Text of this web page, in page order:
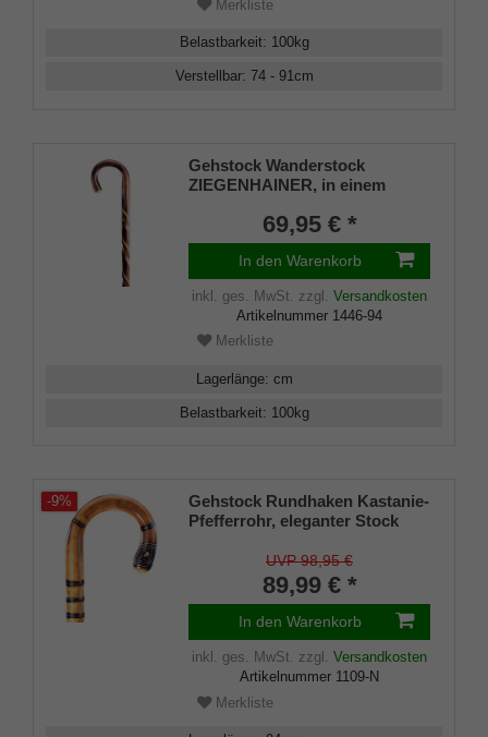
Merkliste
Belastbarkeit: 100kg
Verstellbar: 74 - 91cm
Gehstock Wanderstock
ZIEGENHAINER, in einem
Rundhakenstock aus
Kastanienholz,
Schmuckfräsung doppelt
gedreht, inkl. Bergstockspitze
69,95 € *
In den Warenkorb
inkl. ges. MwSt. zzgl. Versandkosten
Artikelnummer 1446-94
Merkliste
Lagerlänge: cm
Belastbarkeit: 100kg
-9%
Gehstock Rundhaken Kastanie-
Pfefferrohr, eleganter Stock
in einem Stück gebogen,
aufwändiger Wulstenschliff
und Pfefferrohrwurzel-
Imitation,leicht geflammt und
seidenmatt klarlackiert, inklusiv
Gummipuffer.
UVP 98,95 €
89,99 € *
In den Warenkorb
inkl. ges. MwSt. zzgl. Versandkosten
Artikelnummer 1109-N
Merkliste